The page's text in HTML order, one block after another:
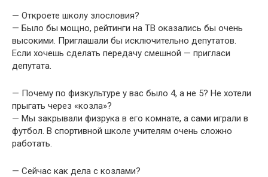
— Откроете школу злословия?
— Было бы мощно, рейтинги на ТВ оказались бы очень
высокими. Приглашали бы исключительно депутатов.
Если хочешь сделать передачу смешной — пригласи
депутата.
— Почему по физкультуре у вас было 4, а не 5? Не хотели
прыгать через «козла»?
— Мы закрывали физрука в его комнате, а сами играли в
футбол. В спортивной школе учителям очень сложно
работать.
— Сейчас как дела с козлами?